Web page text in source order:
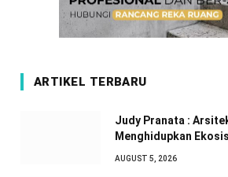
ARTIKEL TERBARU
Judy Pranata :
Menghidupkan
AUGUST 5, 2026